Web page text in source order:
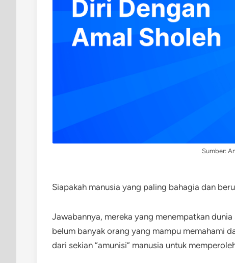
Sumber:
Siapakah manusia yang paling bahagia dan
Jawabannya, mereka yang menempatkan
belum banyak orang yang mampu memahami
dari sekian “amunisi” manusia untuk